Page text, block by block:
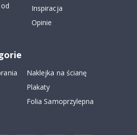
Inspiracja
Opinie
Naklejka na ścianę
Plakaty
Folia Samoprzylepna